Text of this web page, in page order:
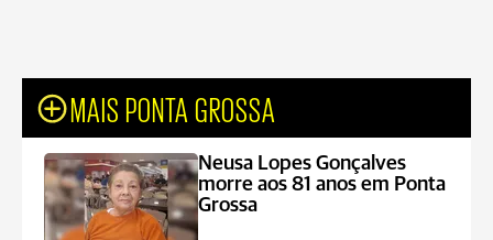
MAIS PONTA GROSSA
Neusa Lopes Gonçalves
morre aos 81 anos em Ponta
Grossa